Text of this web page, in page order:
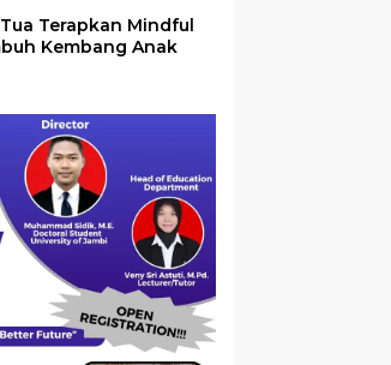
Terapkan Mindful
Kembang Anak